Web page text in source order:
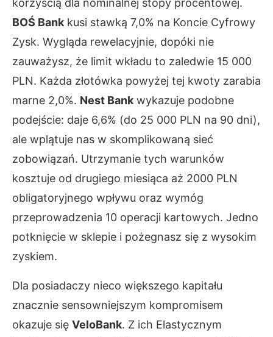
korzyścią dla nominalnej stopy procentowej.
BOŚ Bankkusi stawką 7,0% na Koncie Cyfrowy
Zysk. Wygląda rewelacyjnie, dopóki nie
zauważysz, że limit wkładu to zaledwie 15 000
PLN. Każda złotówka powyżej tej kwoty zarabia
marne 2,0%. Nest Bankwykazuje podobne
podejście: daje 6,6% (do 25 000 PLN na 90 dni),
ale wplątuje nas w skomplikowaną sieć
zobowiązań. Utrzymanie tych warunków
kosztuje od drugiego miesiąca aż 2000 PLN
obligatoryjnego wpływu oraz wymóg
przeprowadzenia 10 operacji kartowych. Jedno
potknięcie w sklepie i pożegnasz się z wysokim
zyskiem.
Dla posiadaczy nieco większego kapitału
znacznie sensowniejszym kompromisem
okazuje się VeloBank. Z ich Elastycznym